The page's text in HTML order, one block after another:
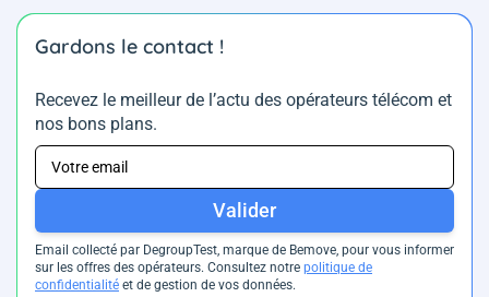
Gardons le contact !
Recevez le meilleur de l’actu des opérateurs télécom et
nos bons plans.
Valider
Email collecté par DegroupTest, marque de Bemove, pour vous informer
sur les offres des opérateurs. Consultez notre politique de
confidentialité et de gestion de vos données.